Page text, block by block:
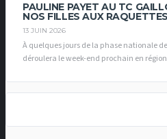
PAULINE PAYET AU TC
NOS FILLES AUX
13 JUIN 2026
À quelques jours de la phase nationale
déroulera le week-end prochain en